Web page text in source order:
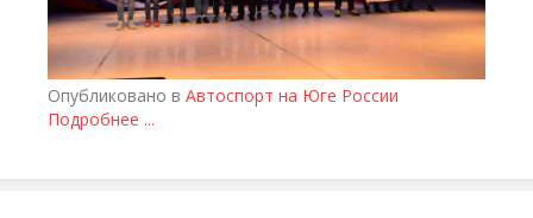
Опубликовано в Автоспорт на Юге России
Подробнее ...